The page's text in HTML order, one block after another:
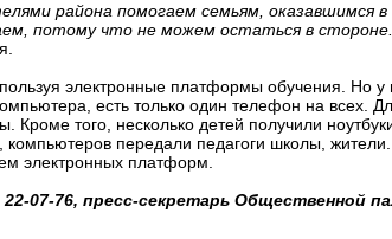
района помогаем семьям, оказавшимся в
потому что не можем остаться в
электронные платформы обучения. Но у
есть только один телефон на всех.
того, несколько детей получили
передали педагоги школы,
электронных платформ.
07-76, пресс-секретарь Общественной